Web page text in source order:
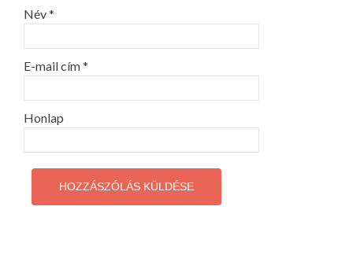
Név*
E-mail cím*
Honlap